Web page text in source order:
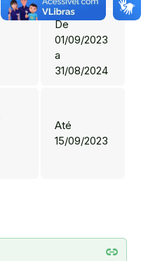
De
01/09/2023
a
31/08/2024
Até
15/09/2023
link